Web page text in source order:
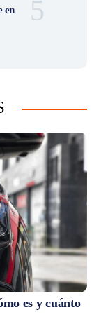
en
es y cuánto